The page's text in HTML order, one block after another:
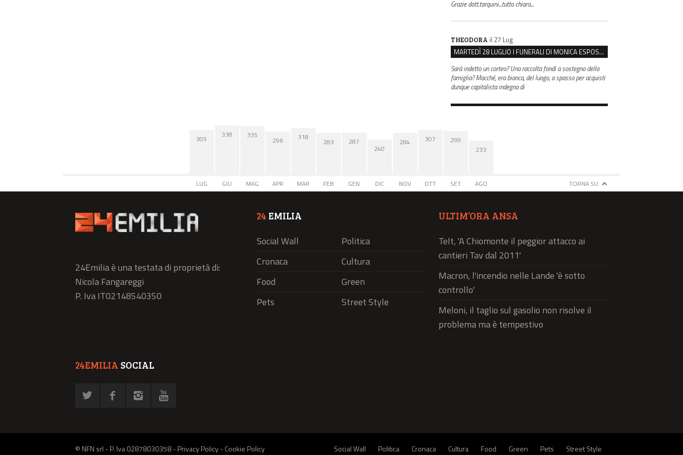
Grazie dott.tarquini...tutto chiaro...
THEODORA il 27 Lug
MARTEDÌ 28 LUGLIO I FUNERALI DI MONICA ESPOSITO: LUTTO CITTADINO A MODENA E NONANTOLA
Sarà indetto un corteo? Una raccolta fondi a sostegno della
famiglia? Macché, era bianca, del luogo, a spasso per acquisti
dunque capitalista indegna di
305
LUG
338
GIU
335
MAG
296
APR
318
MAR
283
FEB
287
GEN
240
DIC
284
NOV
307
OTT
299
SET
233
AGO TORNA SU
24Emilia è una testata di proprietà di:
Nicola Fangareggi
P. Iva IT02148540350
24 EMILIA
Social Wall
Politica
Cronaca
Cultura
Food
Green
Pets
Street Style
ULTIM’ORA ANSA
Telt, 'A Chiomonte il peggior attacco ai
cantieri Tav dal 2011'
Macron, l'incendio nelle Lande 'è sotto
controllo'
Meloni, il taglio sul gasolio non risolve il
problema ma è tempestivo
24EMILIA SOCIAL
© NFN srl - P. Iva 02878030358 -Privacy Policy-Cookie Policy Social Wall Politica Cronaca Cultura Food Green Pets Street Style